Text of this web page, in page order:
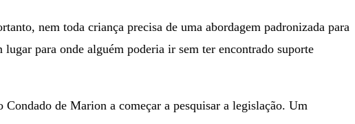
nem toda criança precisa de uma abordagem padronizada para
para onde alguém poderia ir sem ter encontrado suporte
Condado de Marion a começar a pesquisar a legislação. Um